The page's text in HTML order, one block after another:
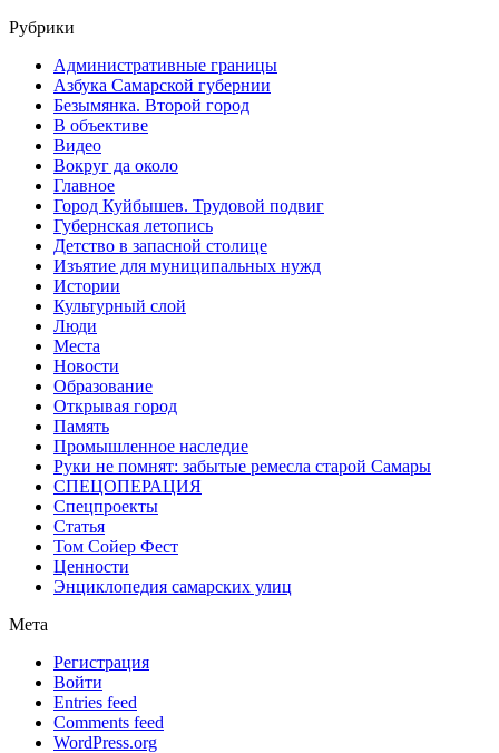
Рубрики
Административные границы
Азбука Самарской губернии
Безымянка. Второй город
В объективе
Видео
Вокруг да около
Главное
Город Куйбышев. Трудовой подвиг
Губернская летопись
Детство в запасной столице
Изъятие для муниципальных нужд
Истории
Культурный слой
Люди
Места
Новости
Образование
Открывая город
Память
Промышленное наследие
Руки не помнят: забытые ремесла старой Самары
СПЕЦОПЕРАЦИЯ
Спецпроекты
Статья
Том Сойер Фест
Ценности
Энциклопедия самарских улиц
Мета
Регистрация
Войти
Entries feed
Comments feed
WordPress.org